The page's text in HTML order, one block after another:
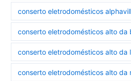
conserto eletrodomésticos
conserto eletrodomésticos alto da
conserto eletrodomésticos alto da
conserto eletrodomésticos alto da